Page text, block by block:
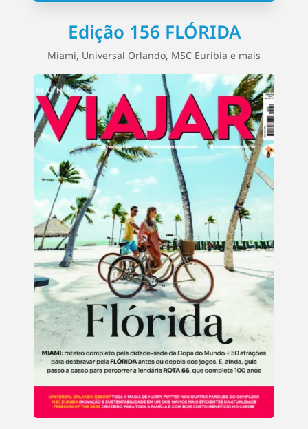
Edição 156 FLÓRIDA
Miami, Universal Orlando, MSC Euribia e mais